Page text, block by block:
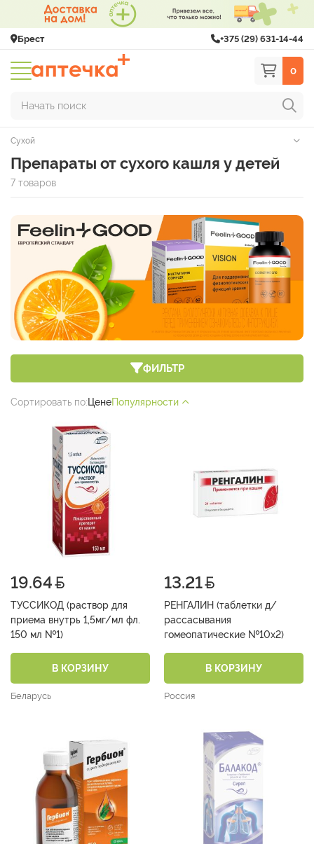
Брест +375 (29) 631-14-44
0
Начать поиск
Сухой
Препараты от сухого кашля у детей
7 товаров
ФИЛЬТР
Сортировать по: ЦенеПопулярности
19.64
ТУССИКОД (раствор для
приема внутрь 1,5мг/мл фл.
150 мл №1)
В КОРЗИНУ
Беларусь
13.21
РЕНГАЛИН (таблетки д/
рассасывания
гомеопатические №10х2)
В КОРЗИНУ
Россия